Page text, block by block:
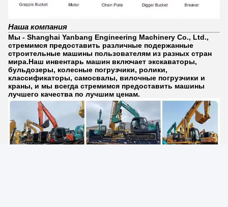
Наша компания
Мы - Shanghai Yanbang Engineering Machinery Co., Ltd.,
стремимся предоставить различные подержанные
строительные машины пользователям из разных стран
мира.Наш инвентарь машин включает экскаваторы,
бульдозеры, колесные погрузчики, ролики,
классификаторы, самосвалы, вилочные погрузчики и
краны, и мы всегда стремимся предоставить машины
лучшего качества по лучшим ценам.